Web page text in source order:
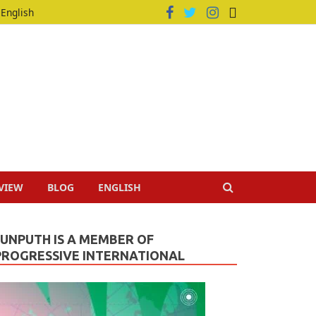
English
BLOG ENGLISH
IS A MEMBER OF
INTERNATIONAL